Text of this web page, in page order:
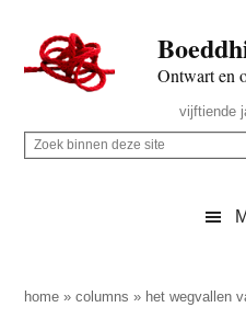
naar
de
inhoud
secondary
naar
de
sidebar
naar
de
Ontwart en
Rechts
vijftiende
Z
p
Z
ihome »columns » het wegvallen